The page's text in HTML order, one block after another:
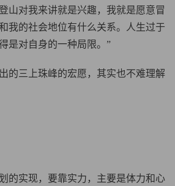
山对我来讲就是兴趣，我就是愿意冒
我的社会地位有什么关系。人生过于
是对自身的一种局限。”
的三上珠峰的宏愿，其实也不难理解
的实现，要靠实力，主要是体力和心